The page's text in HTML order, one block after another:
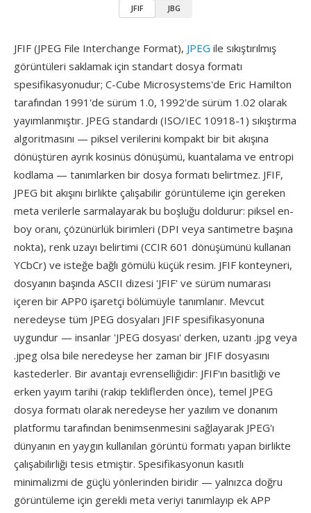
JFIF JBG
JFIF (JPEG File Interchange Format), JPEG ile sıkıştırılmış
görüntüleri saklamak için standart dosya formatı
spesifikasyonudur; C-Cube Microsystems'de Eric Hamilton
tarafından 1991'de sürüm 1.0, 1992'de sürüm 1.02 olarak
yayımlanmıştır. JPEG standardı (ISO/IEC 10918-1) sıkıştırma
algoritmasını — piksel verilerini kompakt bir bit akışına
dönüştüren ayrık kosinüs dönüşümü, kuantalama ve entropi
kodlama — tanımlarken bir dosya formatı belirtmez. JFIF,
JPEG bit akışını birlikte çalışabilir görüntüleme için gereken
meta verilerle sarmalayarak bu boşluğu doldurur: piksel en-
boy oranı, çözünürlük birimleri (DPI veya santimetre başına
nokta), renk uzayı belirtimi (CCIR 601 dönüşümünü kullanan
YCbCr) ve isteğe bağlı gömülü küçük resim. JFIF konteyneri,
dosyanın başında ASCII dizesi 'JFIF' ve sürüm numarası
içeren bir APP0 işaretçi bölümüyle tanımlanır. Mevcut
neredeyse tüm JPEG dosyaları JFIF spesifikasyonuna
uygundur — insanlar 'JPEG dosyası' derken, uzantı .jpg veya
.jpeg olsa bile neredeyse her zaman bir JFIF dosyasını
kastederler. Bir avantajı evrenselliğidir: JFIF'ın basitliği ve
erken yayım tarihi (rakip tekliflerden önce), temel JPEG
dosya formatı olarak neredeyse her yazılım ve donanım
platformu tarafından benimsenmesini sağlayarak JPEG'ı
dünyanın en yaygın kullanılan görüntü formatı yapan birlikte
çalışabilirliği tesis etmiştir. Spesifikasyonun kasıtlı
minimalizmi de güçlü yönlerinden biridir — yalnızca doğru
görüntüleme için gerekli meta veriyi tanımlayıp ek APP